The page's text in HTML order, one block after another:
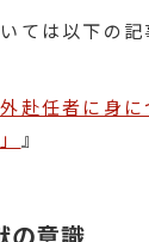
ては以下の
赴任者に身
』